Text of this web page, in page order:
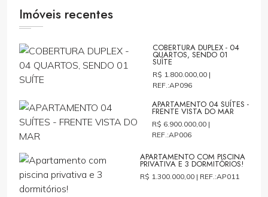
Imóveis recentes
COBERTURA DUPLEX - 04
QUARTOS, SENDO 01
SUÍTE
R$ 1.800.000,00 |
REF.:AP096
APARTAMENTO 04 SUÍTES -
FRENTE VISTA DO MAR
R$ 6.900.000,00 |
REF.:AP006
APARTAMENTO COM PISCINA
PRIVATIVA E 3 DORMITÓRIOS!
R$ 1.300.000,00 | REF.:AP011